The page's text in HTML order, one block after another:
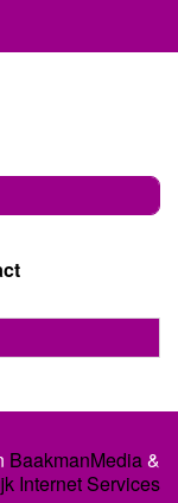
BaakmanMedia&
Internet Services